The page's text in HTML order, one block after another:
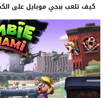
كيف تلعب ببجي موبايل على